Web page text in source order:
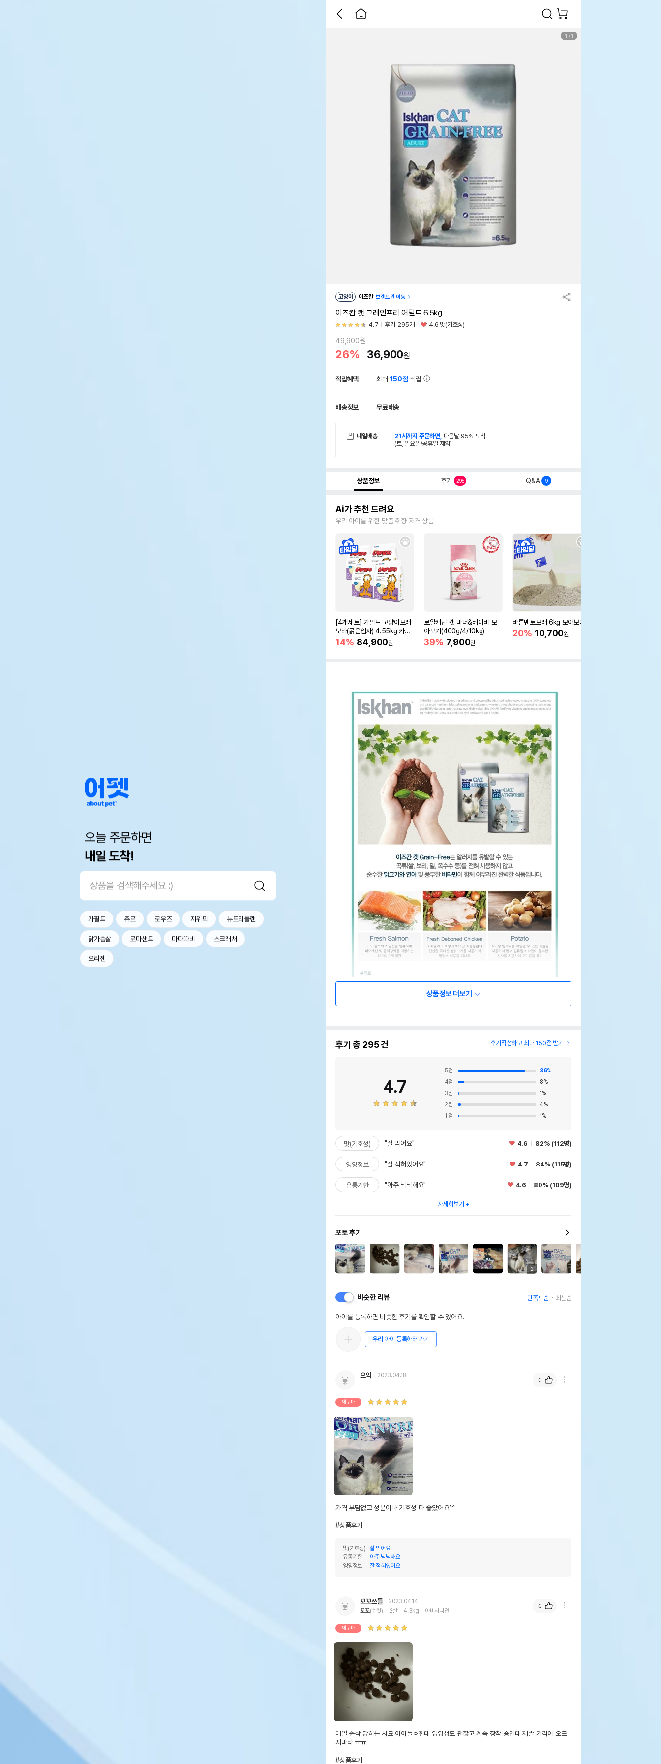
오늘 주문하면
내일 도착!
가필드 츄르 로우즈 지위픽 뉴트리플랜
닭가슴살 로마샌드 마따따비 스크래처
오리젠
1 / 1
고양이 이즈칸 브랜드관 이동
이즈칸 캣 그레인프리 어덜트 6.5kg
4.7 후기 295개 4.6 맛(기호성)
49,900원
26% 36,900원
적립혜택 최대150점 적립
배송정보 무료배송
내일배송 21시까지 주문하면, 다음날 95% 도착
(토, 일요일/공휴일 제외)
상품정보 후기 295 Q&A 9
Ai가 추천 드려요
우리 아이를 위한 맞춤 취향 저격 상품
[4개세트] 가필드 고양이모래
보라(굵은입자) 4.55kg 카사
바모래
14% 84,900원
로얄캐닌 캣 마더&베이비 모
아보기(400g/4/10kg)
39% 7,900원
바른벤토모래 6kg 모아보기
20% 10,700원
영양정보
조단백질
조섬유질 7% 7.95%
상품정보 더보기
후기 총 295건 후기작성하고 최대 150점 받기
4.7
5점 86%
4점 8%
3점 1 %
2점 4%
1 점 1 %
맛(기호성) "잘 먹어요" 4.6 82% (112명)
영양정보 "잘 적혀있어요" 4.7 84% (115명)
유통기한 "아주 넉넉해요" 4.6 80% (109명)
자세히보기
포토 후기
2
비슷한 리뷰 만족도순 최신순
아이를 등록하면 비슷한 후기를 확인할 수 있어요.
우리 아이 등록하러 가기
으악 2023.04.18
재구매
가격 부담없고 성분이나 기호성 다 좋았어요^^
#상품후기
맛(기호성)
잘 먹어요
유통기한
아주 넉넉해요
영양정보
잘 적혀있어요
0
꼬꼬쓰들
2023.04.14
꼬꼬(수컷) 2살 4.3kg 아비시니안
재구매
매일 순삭 당하는 사료 아이들ㅇ한테 영양성도 괜찮고 계속 장착 중인데 제발 가격아 오르
지마라 ㅠㅠ
#상품후기
0